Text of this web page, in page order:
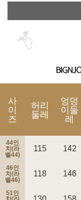
사
이
즈
허리
둘레
엉덩
이둘
레
44인
치(라
벨44)
115 142
46인
치(라
벨46)
118 146
51인